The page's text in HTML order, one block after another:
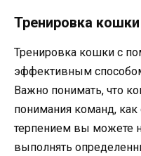
Тренировка
Тренировка кошки с
эффективным
Важно понимать, что
понимания команд, как
терпением вы можете
выполнять